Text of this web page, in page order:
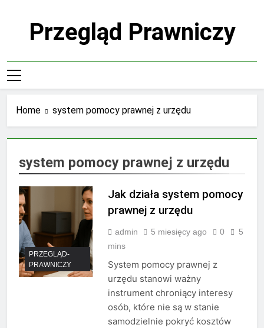
Przegląd Prawniczy
Home system pomocy prawnej z urzędu
system pomocy prawnej z urzędu
PRZEGLĄD-
PRAWNICZY
Jak działa system pomocy
prawnej z urzędu
admin 5 miesięcy ago 0
5
mins
System pomocy prawnej z
urzędu stanowi ważny
instrument chroniący interesy
osób, które nie są w stanie
samodzielnie pokryć kosztów